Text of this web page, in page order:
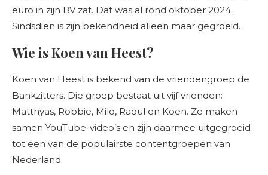
euro in zijn BV zat. Dat was al rond oktober 2024.
Sindsdien is zijn bekendheid alleen maar gegroeid.
Wie is Koen van Heest?
Koen van Heest is bekend van de vriendengroep de
Bankzitters. Die groep bestaat uit vijf vrienden:
Matthyas, Robbie, Milo, Raoul en Koen. Ze maken
samen YouTube-video’s en zijn daarmee uitgegroeid
tot een van de populairste contentgroepen van
Nederland.